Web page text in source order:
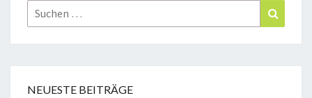
Suchen
nach:
NEUESTE BEITRÄGE